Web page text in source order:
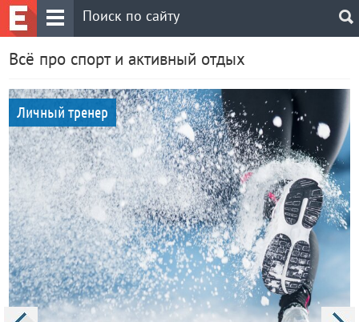
Всё про спорт и активный отдых
Личный тренер